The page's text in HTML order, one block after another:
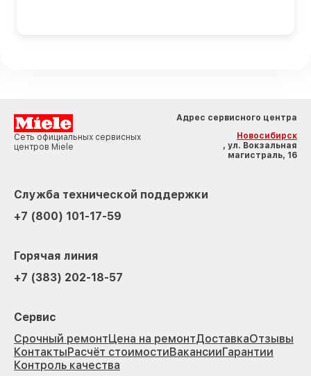
Сеть официальных сервисных
центров Miele
Адрес сервисного центра
Новосибирск
, ул. Вокзальная
магистраль, 16
Служба технической поддержки
+7 (800) 101-17-59
Горячая линия
+7 (383) 202-18-57
Сервис
Срочный ремонтЦена на ремонтДоставкаОтзывы
КонтактыРасчёт стоимостиВакансииГарантии
Контроль качества